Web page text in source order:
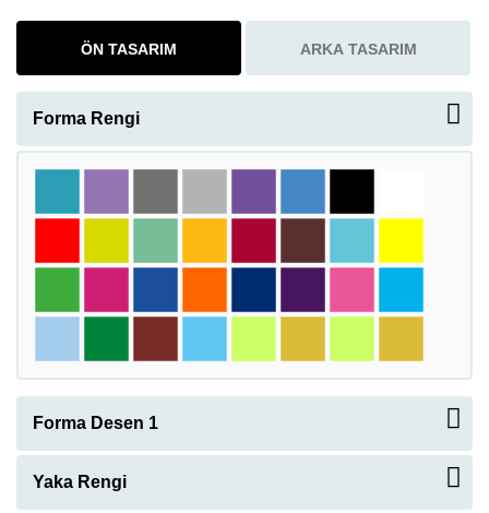
ÖN TASARIM ARKA TASARIM
Forma Rengi
Forma Desen 1
Yaka Rengi